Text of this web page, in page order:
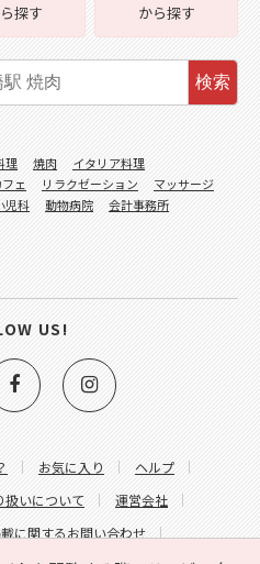
お気に入り
ヘルプ
扱いについて
運営会社
に関するお問い合わせ
探す
から探す
検索
理 焼肉
イタリア料理
ェ リラクゼーション
マッサージ
児科 動物病院
会計事務所
US!